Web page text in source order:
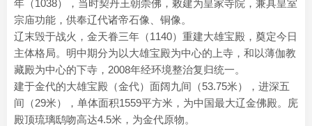
年（1038），当时契丹王朝崇佛，敕建为皇家寺院，兼具皇室
宗庙功能，供奉辽代诸帝石像、铜像。
辽末毁于战火，金天眷三年（1140）重建大雄宝殿，奠定今日
主体格局。明中期分为以大雄宝殿为中心的上寺，和以薄伽教
藏殿为中心的下寺，2008年经环境整治复归统一。‌
建于金代的大雄宝殿（金代）面阔九间（53.75米），进深五
间（29米），单体面积1559平方米，为中国最大辽金佛殿。庑
殿顶琉璃鸱吻高达4.5米，为金代原物。